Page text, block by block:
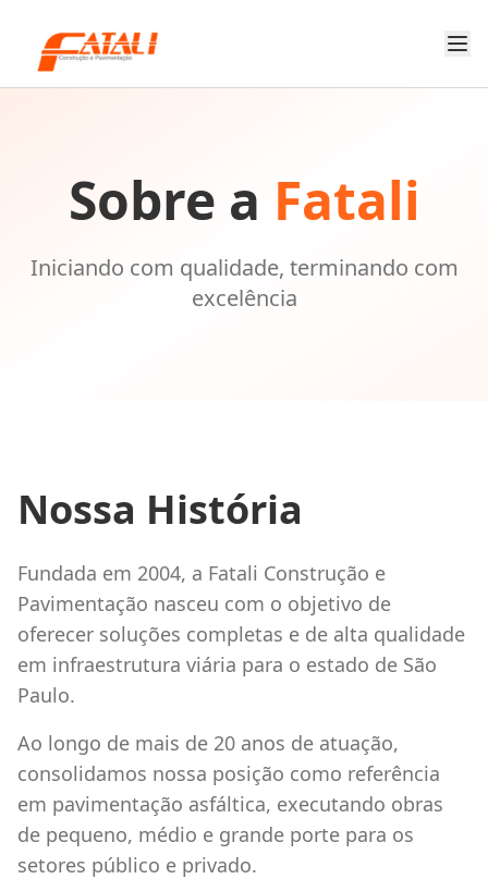
Sobre a Fatali
Iniciando com qualidade, terminando com
excelência
Nossa História
Fundada em 2004, a Fatali Construção e
Pavimentação nasceu com o objetivo de
oferecer soluções completas e de alta qualidade
em infraestrutura viária para o estado de São
Paulo.
Ao longo de mais de 20 anos de atuação,
consolidamos nossa posição como referência
em pavimentação asfáltica, executando obras
de pequeno, médio e grande porte para os
setores público e privado.